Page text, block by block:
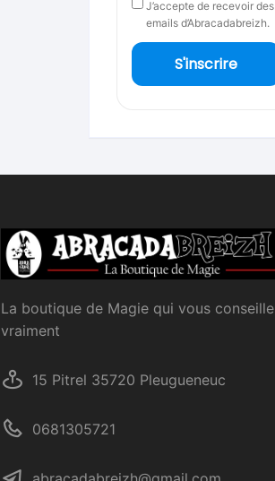
J’accepte de recevoir des
emails d’Abracadabreizh.
S'inscrire
La boutique de Magie qui vous conseille
vraiment
15 Pitrel 35720 Pleugueneuc
0681305721